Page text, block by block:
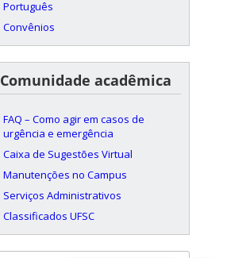
Português
Convênios
Comunidade acadêmica
FAQ – Como agir em casos de
urgência e emergência
Caixa de Sugestões Virtual
Manutenções no Campus
Serviços Administrativos
Classificados UFSC